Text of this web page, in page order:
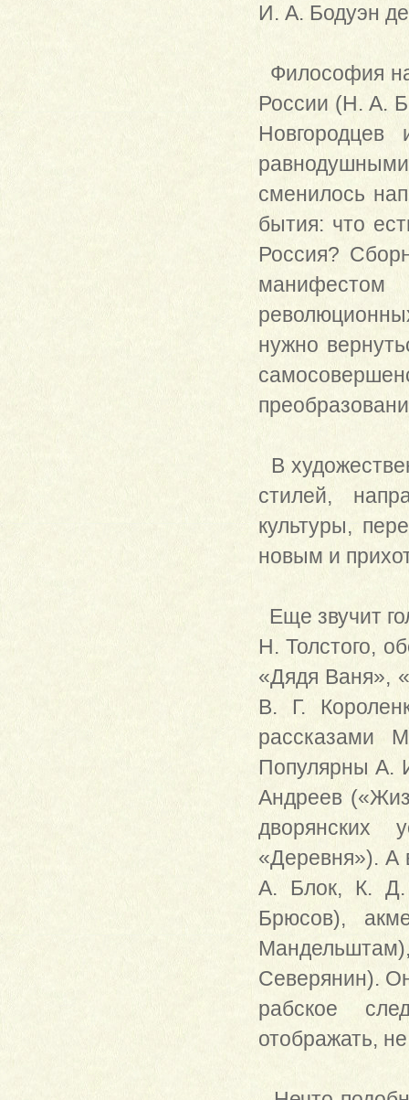
И. А. Бодуэн
Философия
России (Н. А.
сменилось
бытия: что
Россия?
нужно
В
стилей,
культуры,
новым и
Еще звучит
Н. Толстого,
«Дядя Ваня»,
В. Г.
рассказами
Популярны А.
Андреев
дворянских
«Деревня»). А
А. Блок, К.
Брюсов),
Северянин).
рабское
отображать,